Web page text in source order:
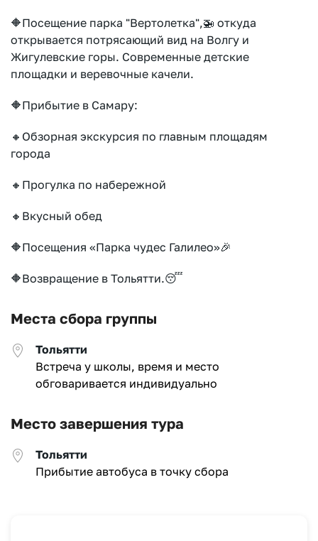
🔶Посещение парка "Вертолетка",🚁 откуда
открывается потрясающий вид на Волгу и
Жигулевские горы. Современные детские
площадки и веревочные качели.
🔶Прибытие в Самару:
🔸Обзорная экскурсия по главным площадям
города
🔸Прогулка по набережной
🔸Вкусный обед
🔶Посещения «Парка чудес Галилео»🎉
🔶Возвращение в Тольятти.😴
Места сбора группы
Тольятти
Встреча у школы, время и место
обговаривается индивидуально
Место завершения тура
Тольятти
Прибытие автобуса в точку сбора